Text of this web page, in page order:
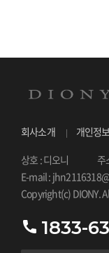
회사소개 개인정
상호 : 디오니
주
E-mail :
Copyright(c) DIONY.
1833-